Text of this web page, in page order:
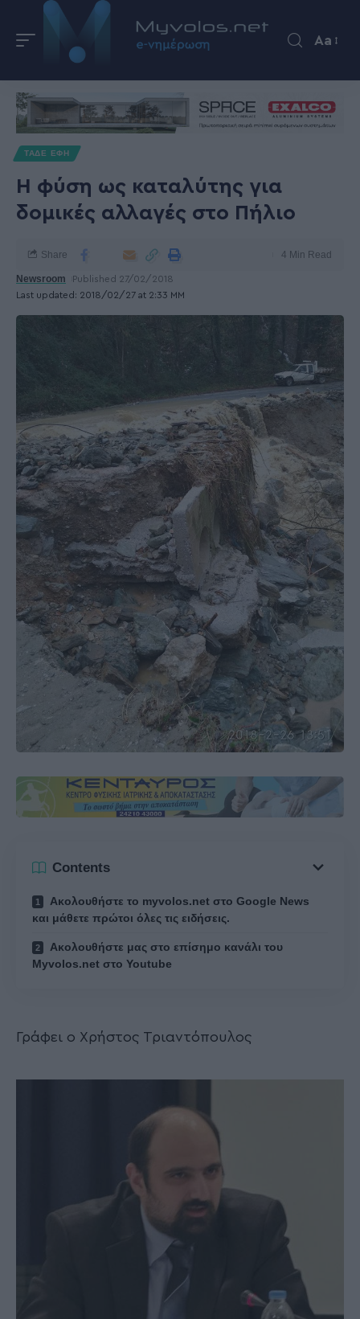
Aa
ΤΑΔΕ ΕΦΗ
Η φύση ως καταλύτης για
δομικές αλλαγές στο Πήλιο
Last updated: 2018/02/27 at 2:33 ΜΜ
Newsroom Published 27/02/2018
Share 4 Min Read
Contents
Ακολουθήστε το myvolos.net στο Google News
και μάθετε πρώτοι όλες τις ειδήσεις.
Ακολουθήστε μας στο επίσημο κανάλι του
Myvolos.net στο Youtube
Γράφει ο Χρήστος Τριαντόπουλος